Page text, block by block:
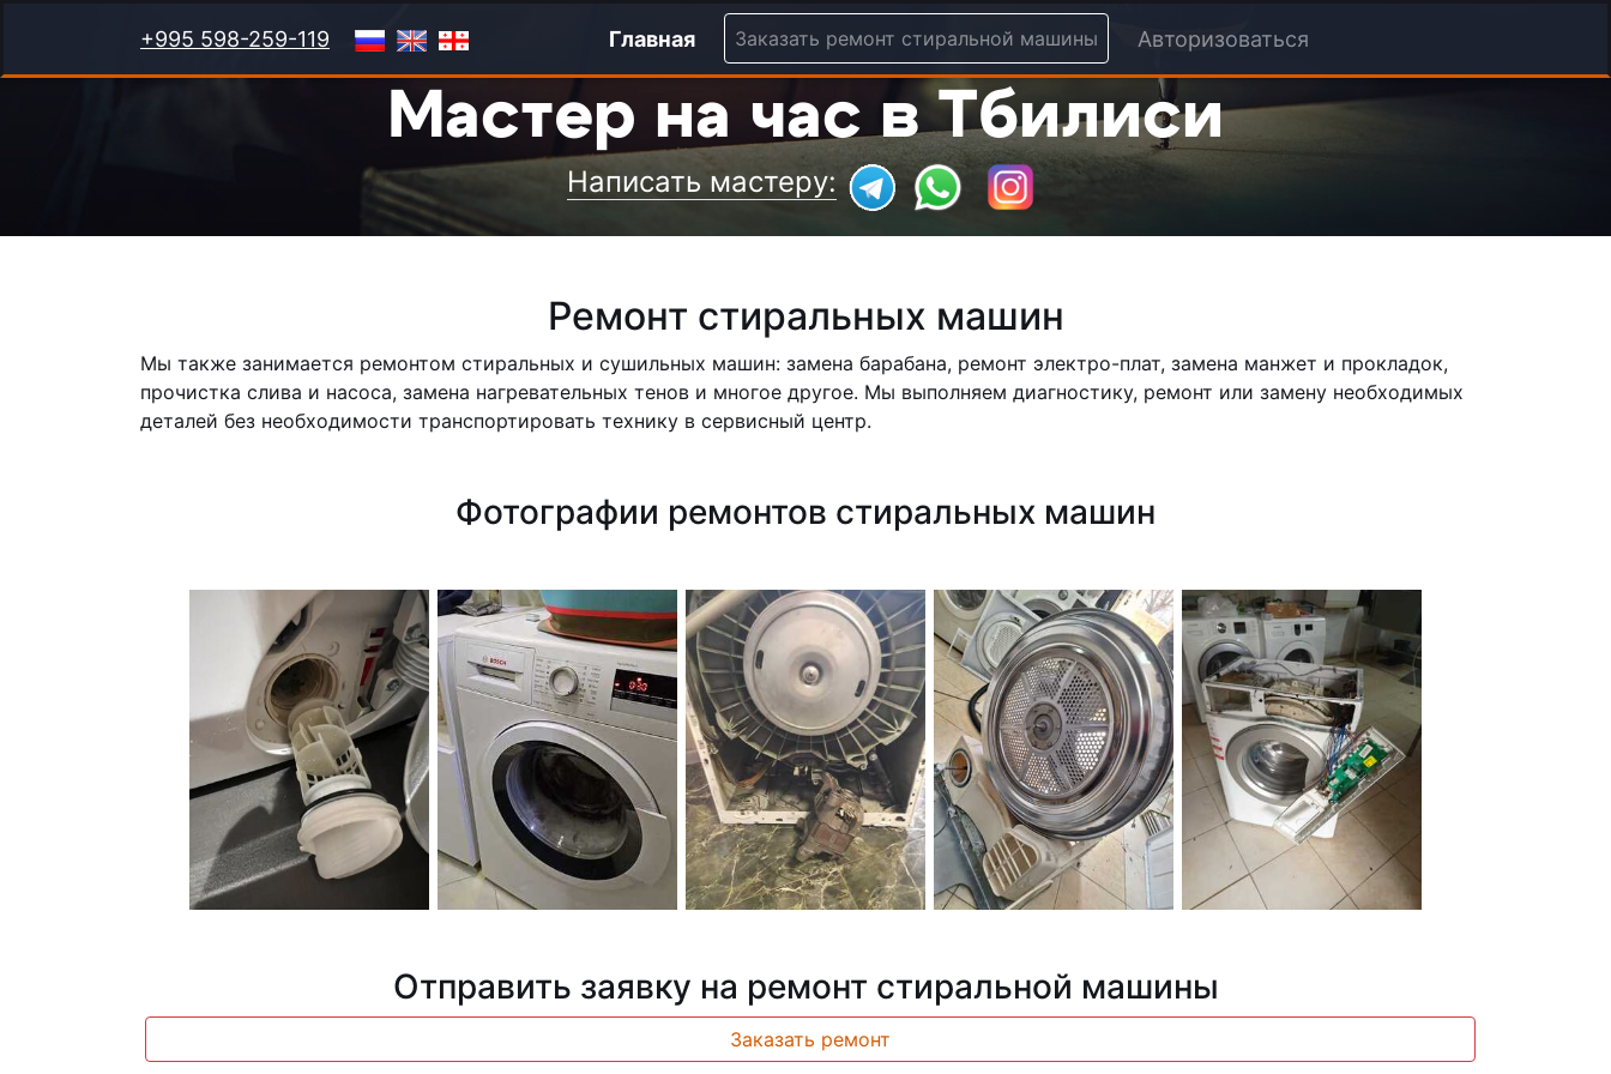
+995 598-259-119 Главная(current)
Заказать ремонт стиральной машины Авторизоваться
Мастер на час в Тбилиси
Написать мастеру:
Ремонт стиральных машин
Мы также занимается ремонтом стиральных и сушильных машин: замена барабана, ремонт электро-плат, замена манжет и прокладок,
прочистка слива и насоса, замена нагревательных тенов и многое другое. Мы выполняем диагностику, ремонт или замену необходимых
деталей без необходимости транспортировать технику в сервисный центр.
Фотографии ремонтов стиральных машин
Отправить заявку на ремонт стиральной машины
Заказать ремонт